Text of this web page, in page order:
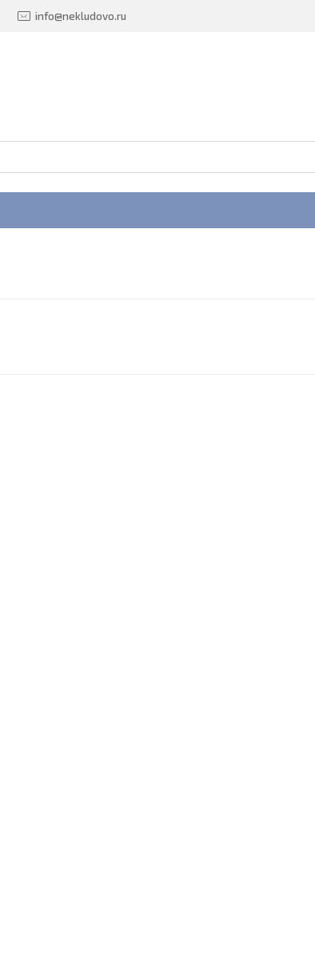
info@nekludovo.ru